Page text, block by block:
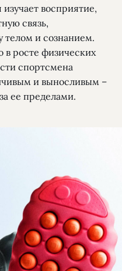
восприятие,
связь,
телом и сознанием.
в росте физических
спортсмена
и выносливым –
ее пределами.